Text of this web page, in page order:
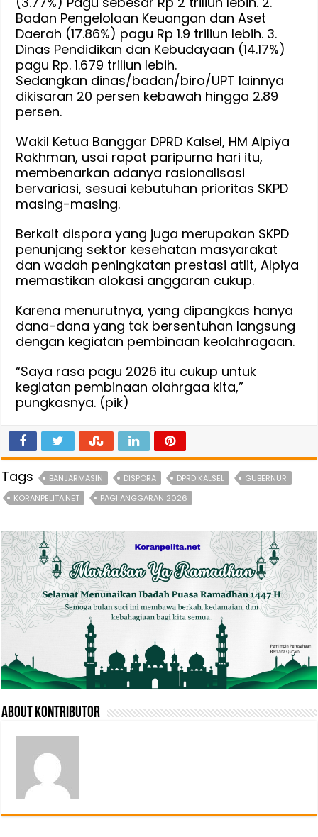
Badan Pengelolaan Keuangan dan Aset
Daerah (17.86%) pagu Rp 1.9 triliun lebih. 3.
Dinas Pendidikan dan Kebudayaan (14.17%)
pagu Rp. 1.679 triliun lebih.
Sedangkan dinas/badan/biro/UPT lainnya
dikisaran 20 persen kebawah hingga 2.89
persen.
Wakil Ketua Banggar DPRD Kalsel, HM Alpiya
Rakhman, usai rapat paripurna hari itu,
membenarkan adanya rasionalisasi
bervariasi, sesuai kebutuhan prioritas SKPD
masing-masing.
Berkait dispora yang juga merupakan SKPD
penunjang sektor kesehatan masyarakat
dan wadah peningkatan prestasi atlit, Alpiya
memastikan alokasi anggaran cukup.
Karena menurutnya, yang dipangkas hanya
dana-dana yang tak bersentuhan langsung
dengan kegiatan pembinaan keolahragaan.
“Saya rasa pagu 2026 itu cukup untuk
kegiatan pembinaan olahrgaa kita,”
pungkasnya. (pik)
Tags BANJARMASIN DISPORA DPRD KALSEL
GUBERNUR
KORANPELITA.NET
PAGI ANGGARAN 2026
About Kontributor